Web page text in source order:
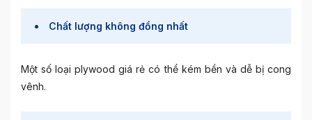
Chất lượng không đồng nhất
Một số loại plywood giá rẻ có thể kém bền và dễ bị cong
vênh.